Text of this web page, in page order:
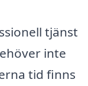
tjänst
inte
tid finns